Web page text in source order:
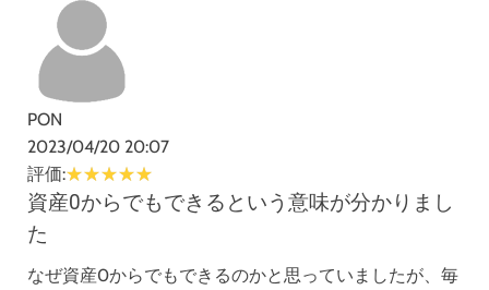
PON
2023/04/20 20:07
評価:
資産0からでもできるという意味が分かりまし
た
なぜ資産0からでもできるのかと思っていましたが、毎